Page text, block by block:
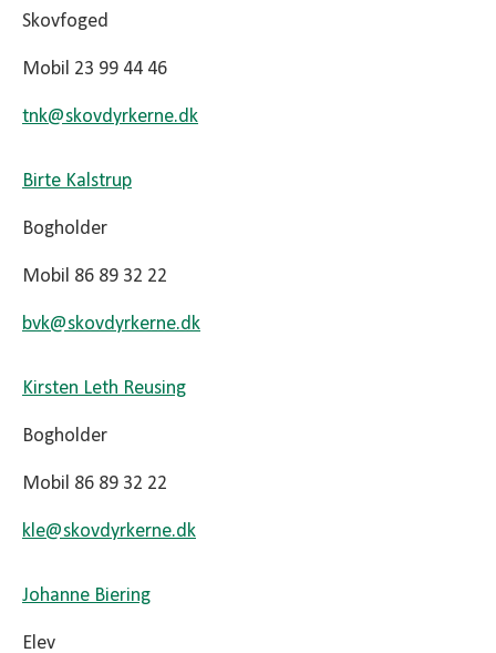
Skovfoged
Mobil 23 99 44 46
tnk@skovdyrkerne.dk
Birte Kalstrup
Bogholder
Mobil 86 89 32 22
bvk@skovdyrkerne.dk
Kirsten Leth Reusing
Bogholder
Mobil 86 89 32 22
kle@skovdyrkerne.dk
Johanne Biering
Elev